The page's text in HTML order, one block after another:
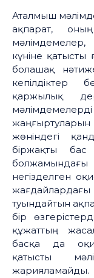
Аталмыш
ақпарат,
күніне
болашақ
кепілдіктер
қаржылық
жөніндегі
біржақты
болжамындағы
негізделген
туындайтын
бір
құжаттың
басқа да
қатысты
жарияламайды.